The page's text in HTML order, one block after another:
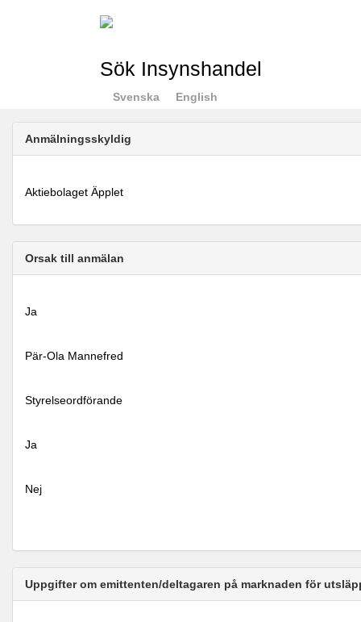
Sök Insynshandel
Svenska English
Anmälningsskyldig
Aktiebolaget Äpplet
Orsak till anmälan
Ja
Pär-Ola Mannefred
Styrelseordförande
Ja
Nej
Uppgifter om emittenten/deltagaren på marknaden för